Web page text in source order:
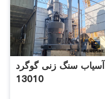
آسیاب سنگ زنی گوگرد
13010